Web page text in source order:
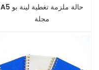
A5 حالة ملزمة تغطية لينة بو
مجلة